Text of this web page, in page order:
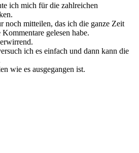
ich mich für die zahlreichen
noch mitteilen, das ich die ganze Zeit
gelesen habe.
ich es einfach und dann kann die
wie es ausgegangen ist.